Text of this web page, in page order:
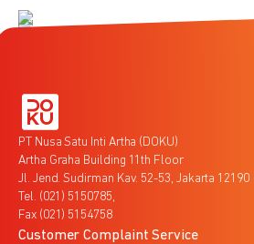
PT Nusa Satu Inti Artha (DOKU)
Artha Graha Building 11th Floor
Jl. Jend. Sudirman Kav. 52-53, Jakarta 12190
Tel. (021) 5150785,
Fax (021) 5154758
Customer Complaint Service